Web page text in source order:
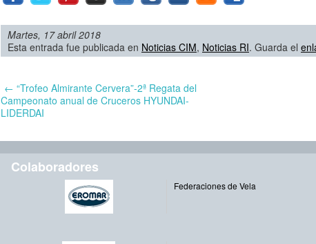
Martes, 17 abril 2018
Esta entrada fue publicada en Noticias CIM, Noticias RI. Guarda el
← “Trofeo Almirante Cervera”-2ª Regata del
Campeonato anual de Cruceros HYUNDAI-
LIDERDAI
Colaboradores
Federaciones de Vela